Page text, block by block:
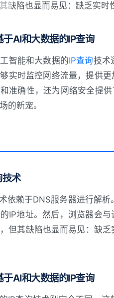
缺陷也显而易见：缺乏实时
于AI和大数据的IP查询
智能和大数据的IP查询技术
实时监控网络流量，提供
准确性，还为网络安全提
的新宠。
技术
依赖于DNS服务器进行解
IP地址。然后，浏览器会
但其缺陷也显而易见：缺
于AI和大数据的IP查询